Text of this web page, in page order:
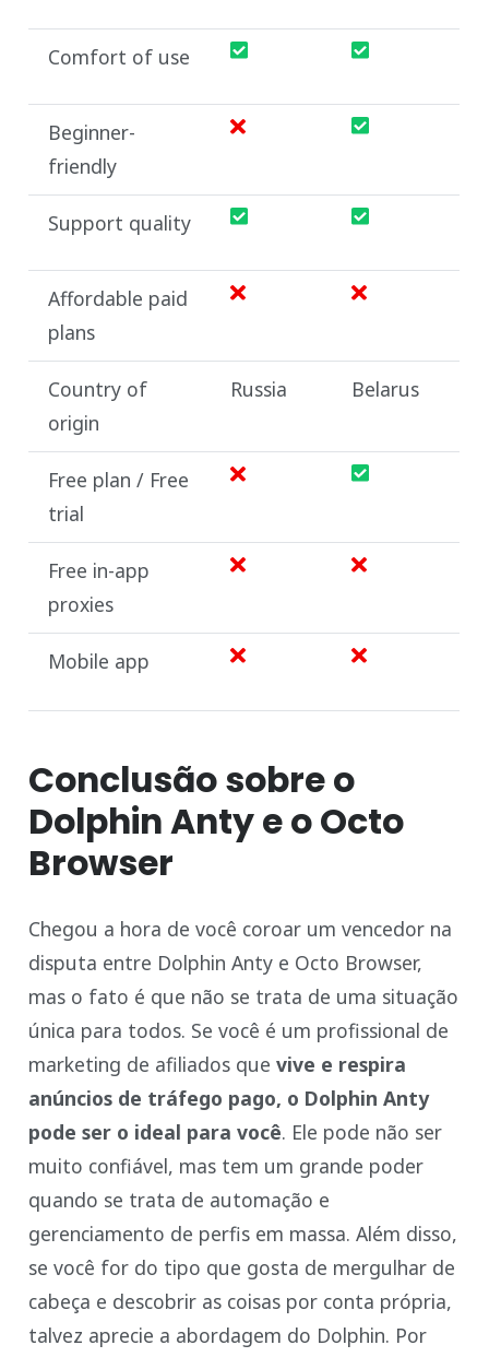
Comfort of use
Beginner-
friendly
Support quality
Affordable paid
plans
Country of
origin
Russia Belarus
Free plan / Free
trial
Free in-app
proxies
Mobile app
Conclusão sobre o
Dolphin Anty e o Octo
Browser
Chegou a hora de você coroar um vencedor na
disputa entre Dolphin Anty e Octo Browser,
mas o fato é que não se trata de uma situação
única para todos. Se você é um profissional de
marketing de afiliados que vive e respira
anúncios de tráfego pago, o Dolphin Anty
pode ser o ideal para você. Ele pode não ser
muito confiável, mas tem um grande poder
quando se trata de automação e
gerenciamento de perfis em massa. Além disso,
se você for do tipo que gosta de mergulhar de
cabeça e descobrir as coisas por conta própria,
talvez aprecie a abordagem do Dolphin. Por